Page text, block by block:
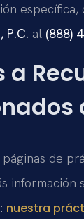
específica,
P.C. al (888)
a
de
información
nuestra